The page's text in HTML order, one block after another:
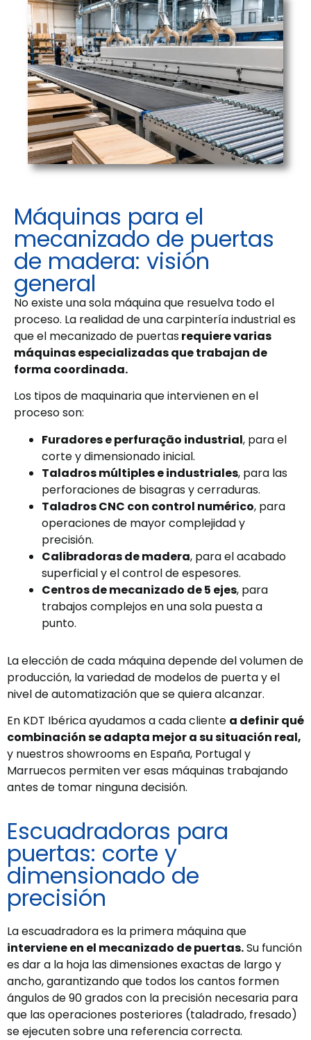
Máquinas para el
mecanizado de puertas
de madera: visión
general
No existe una sola máquina que resuelva todo el
proceso. La realidad de una carpintería industrial es
que el mecanizado de puertasrequiere varias
máquinas especializadas que trabajan de
forma coordinada.
Los tipos de maquinaria que intervienen en el
proceso son:
Furadores e perfuração industrial, para el
corte y dimensionado inicial.
Taladros múltiples e industriales, para las
perforaciones de bisagras y cerraduras.
Taladros CNC con control numérico, para
operaciones de mayor complejidad y
precisión.
Calibradoras de madera, para el acabado
superficial y el control de espesores.
Centros de mecanizado de 5 ejes, para
trabajos complejos en una sola puesta a
punto.
La elección de cada máquina depende del volumen de
producción, la variedad de modelos de puerta y el
nivel de automatización que se quiera alcanzar.
En KDT Ibérica ayudamos a cada cliente a definir qué
combinación se adapta mejor a su situación real,
y nuestros showrooms en España, Portugal y
Marruecos permiten ver esas máquinas trabajando
antes de tomar ninguna decisión.
Escuadradoras para
puertas: corte y
dimensionado de
precisión
La escuadradora es la primera máquina que
interviene en el mecanizado de puertas.Su función
es dar a la hoja las dimensiones exactas de largo y
ancho, garantizando que todos los cantos formen
ángulos de 90 grados con la precisión necesaria para
que las operaciones posteriores (taladrado, fresado)
se ejecuten sobre una referencia correcta.